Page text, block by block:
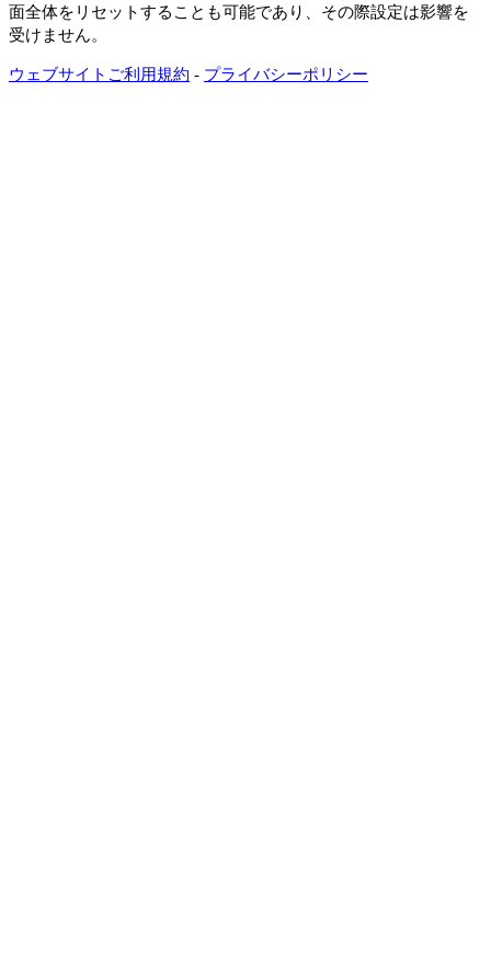
面全体をリセットすることも可能であり、その際設定は影響を
受けません。
ウェブサイトご利用規約 - プライバシーポリシー